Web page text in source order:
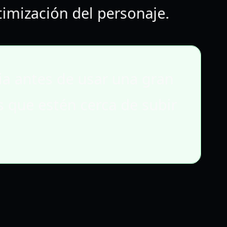
del personaje.